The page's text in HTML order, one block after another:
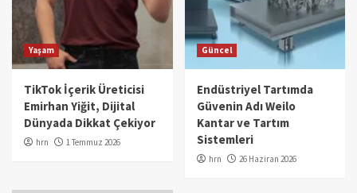
Yaşam
TikTok İçerik Üreticisi
Emirhan Yiğit, Dijital
Dünyada Dikkat Çekiyor
hrn 1 Temmuz 2026
Güncel
Endüstriyel Tartımda
Güvenin Adı Weilo
Kantar ve Tartım
Sistemleri
hrn 26 Haziran 2026